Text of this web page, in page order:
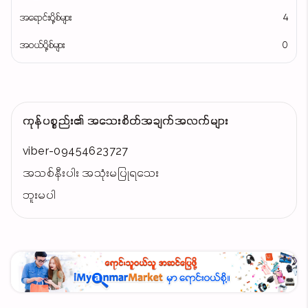
အရောင်းပို့စ်များ 4
အဝယ်ပို့စ်များ 0
ကုန်ပစ္စည်း၏ အသေးစိတ်အချက်အလက်များ
viber-09454623727
အသစ်နီးပါး အသုံးမပြုရသေး
ဘူးမပါ